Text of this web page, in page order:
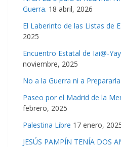
Guerra. 18 abril, 2026
El Laberinto de las Listas de
2025
Encuentro Estatal de Iai@-
noviembre, 2025
No a la Guerra ni a Prepararla.
Paseo por el Madrid de la
febrero, 2025
Palestina Libre 17 enero,
JESÚS PAMPÍN TENÍA DOS